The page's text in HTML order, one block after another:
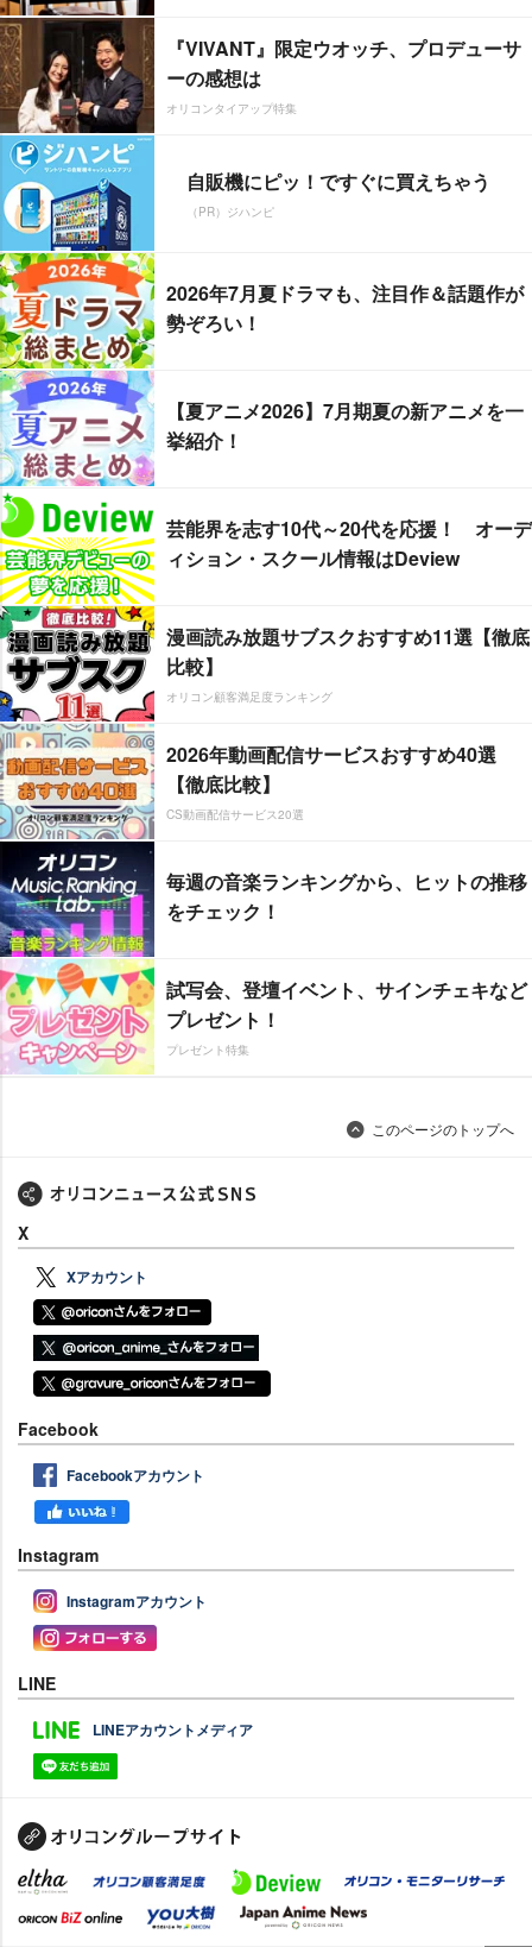
『VIVANT』限定ウオッチ、プロデューサ
ーの感想は
オリコンタイアップ特集
自販機にピッ！ですぐに買えちゃう
（PR）ジハンピ
2026年7月夏ドラマも、注目作＆話題作が
勢ぞろい！
【夏アニメ2026】7月期夏の新アニメを一
挙紹介！
芸能界を志す10代～20代を応援！ オーデ
ィション・スクール情報はDeview
漫画読み放題サブスクおすすめ11選【徹底
比較】
オリコン顧客満足度ランキング
2026年動画配信サービスおすすめ40選
【徹底比較】
CS動画配信サービス20選
毎週の音楽ランキングから、ヒットの推移
をチェック！
試写会、登壇イベント、サインチェキなど
プレゼント！
プレゼント特集
このページのトップへ
X
Xアカウント
Facebook
Facebookアカウント
Instagram
Instagramアカウント
LINE
LINEアカウントメディア